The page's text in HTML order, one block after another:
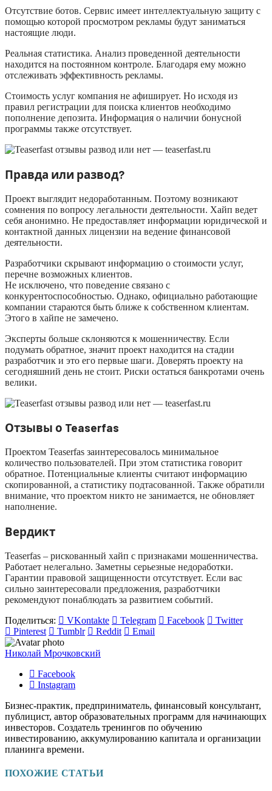
Отсутствие ботов. Сервис имеет интеллектуальную защиту с
помощью которой просмотром рекламы будут заниматься
настоящие люди.
Реальная статистика. Анализ проведенной деятельности
находится на постоянном контроле. Благодаря ему можно
отслеживать эффективность рекламы.
Стоимость услуг компания не афиширует. Но исходя из
правил регистрации для поиска клиентов необходимо
пополнение депозита. Информация о наличии бонусной
программы также отсутствует.
Правда или развод?
Проект выглядит недоработанным. Поэтому возникают
сомнения по вопросу легальности деятельности. Хайп ведет
себя анонимно. Не предоставляет информации юридической и
контактной данных лицензии на ведение финансовой
деятельности.
Разработчики скрывают информацию о стоимости услуг,
перечне возможных клиентов.
Не исключено, что поведение связано с
конкурентоспособностью. Однако, официально работающие
компании стараются быть ближе к собственном клиентам.
Этого в хайпе не замечено.
Эксперты больше склоняются к мошенничеству. Если
подумать обратное, значит проект находится на стадии
разработчик и это его первые шаги. Доверять проекту на
сегодняшний день не стоит. Риски остаться банкротами очень
велики.
Отзывы о Teaserfas
Проектом Teaserfas заинтересовалось минимальное
количество пользователей. При этом статистика говорит
обратное. Потенциальные клиенты считают информацию
скопированной, а статистику подтасованной. Также обратили
внимание, что проектом никто не занимается, не обновляет
наполнение.
Вердикт
Teaserfas – рискованный хайп с признаками мошенничества.
Работает нелегально. Заметны серьезные недоработки.
Гарантии правовой защищенности отсутствует. Если вас
сильно заинтересовали предложения, разработчики
рекомендуют понаблюдать за развитием событий.
Поделиться:
VKontakte Telegram Facebook
Twitter
Pinterest
Tumblr Reddit Email
Николай Мрочковский
Facebook
Instagram
Бизнес-практик, предприниматель, финансовый консультант,
публицист, автор образовательных программ для начинающих
инвесторов. Создатель тренингов по обучению
инвестированию, аккумулированию капитала и организации
планинга времени.
ПОХОЖИЕ СТАТЬИ